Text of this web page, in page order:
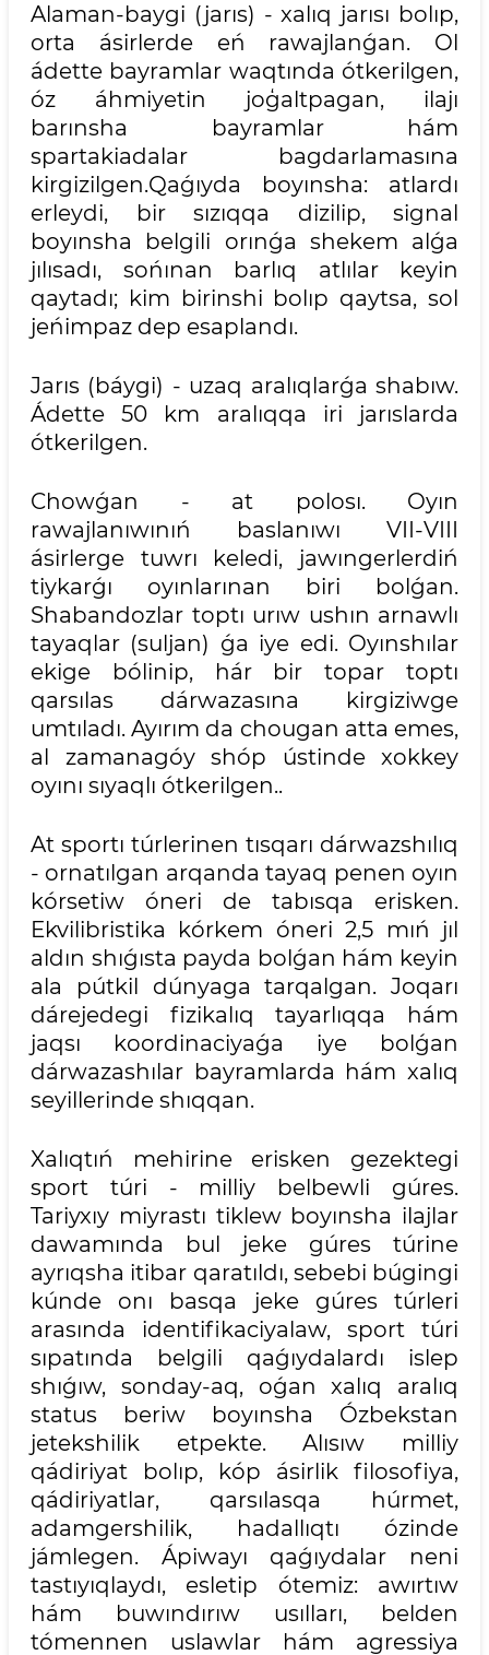
Alaman-baygi (jarıs) - xalıq jarısı bolıp,
orta ásirlerde eń rawajlanǵan. Ol
ádette bayramlar waqtında ótkerilgen,
óz áhmiyetin joģaltpagan, ilajı
barınsha bayramlar hám
spartakiadalar bagdarlamasına
kirgizilgen.Qaǵıyda boyınsha: atlardı
erleydi, bir sızıqqa dizilip, signal
boyınsha belgili orınǵa shekem alǵa
jılısadı, sońınan barlıq atlılar keyin
qaytadı; kim birinshi bolıp qaytsa, sol
jeńimpaz dep esaplandı.
Jarıs (báygi) - uzaq aralıqlarǵa shabıw.
Ádette 50 km aralıqqa iri jarıslarda
ótkerilgen.
Chowǵan - at polosı. Oyın
rawajlanıwınıń baslanıwı VII-VIII
ásirlerge tuwrı keledi, jawıngerlerdiń
tiykarǵı oyınlarınan biri bolǵan.
Shabandozlar toptı urıw ushın arnawlı
tayaqlar (suljan) ǵa iye edi. Oyınshılar
ekige bólinip, hár bir topar toptı
qarsılas dárwazasına kirgiziwge
umtıladı. Ayırım da chougan atta emes,
al zamanagóy shóp ústinde xokkey
oyını sıyaqlı ótkerilgen..
At sportı túrlerinen tısqarı dárwazshılıq
- ornatılgan arqanda tayaq penen oyın
kórsetiw óneri de tabısqa erisken.
Ekvilibristika kórkem óneri 2,5 mıń jıl
aldın shıǵısta payda bolǵan hám keyin
ala pútkil dúnyaga tarqalgan. Joqarı
dárejedegi fizikalıq tayarlıqqa hám
jaqsı koordinaciyaǵa iye bolǵan
dárwazashılar bayramlarda hám xalıq
seyillerinde shıqqan.
Xalıqtıń mehirine erisken gezektegi
sport túri - milliy belbewli gúres.
Tariyxıy miyrastı tiklew boyınsha ilajlar
dawamında bul jeke gúres túrine
ayrıqsha itibar qaratıldı, sebebi búgingi
kúnde onı basqa jeke gúres túrleri
arasında identifikaciyalaw, sport túri
sıpatında belgili qaǵıydalardı islep
shıǵıw, sonday-aq, oǵan xalıq aralıq
status beriw boyınsha Ózbekstan
jetekshilik etpekte. Alısıw milliy
qádiriyat bolıp, kóp ásirlik filosofiya,
qádiriyatlar, qarsılasqa húrmet,
adamgershilik, hadallıqtı ózinde
jámlegen. Ápiwayı qaǵıydalar neni
tastıyıqlaydı, esletip ótemiz: awırtıw
hám buwındırıw usılları, belden
tómennen uslawlar hám agressiya